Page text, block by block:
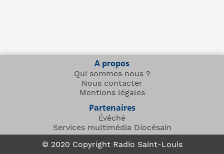
A propos
Qui sommes nous ?
Nous contacter
Mentions légales
Partenaires
Évêché
Services multimédia Diocésain
© 2020 Copyright Radio Saint-Louis